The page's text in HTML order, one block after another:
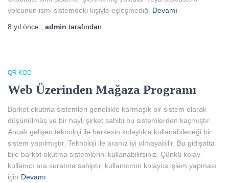
yolcunun ismi sistemdeki kişiyle eşleşmediği Devamı
8 yıl önce admin tarafından
QR KOD
Web Üzerinden Mağaza Programı
Barkot okutma sistemleri genellikle karmaşık bir sistem olarak
düşünülmüş ve bir hayli şirket sahibi bu sistemlerden kaçmıştır.
Ancak gelişen teknoloji ile herkesin kolaylıkla kullanabileceği bir
sistem yapılmıştır. Teknoloji ile aranız iyi olmayabilir. Bu gidişatta
bile barkot okutma sistemlerini kullanabilirsiniz. Çünkü kolay
kullanıcı ara suratına sahiptir, kullanıcının kolayca işlem yapması
için Devamı